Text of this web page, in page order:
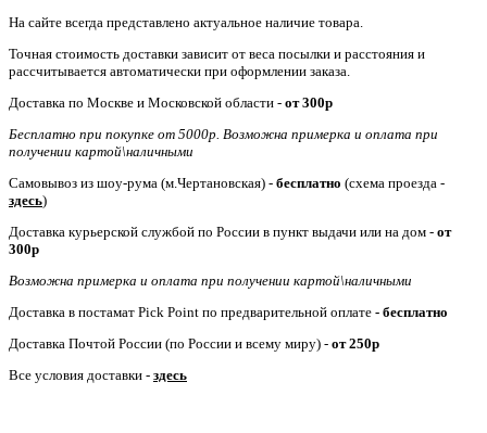
На сайте всегда представлено актуальное наличие товара.
Точная стоимость доставки зависит от веса посылки и расстояния и
рассчитывается автоматически при оформлении заказа.
Доставка по Москве и Московской области - от 300р
Бесплатно при покупке от 5000р. Возможна примерка и оплата при
получении картой\наличными
Самовывоз из шоу-рума (м.Чертановская) - бесплатно (схема проезда -
здесь)
Доставка курьерской службой по России в пункт выдачи или на дом - от
300р
Возможна примерка и оплата при получении картой\наличными
Доставка в постамат Pick Point по предварительной оплате - бесплатно
Доставка Почтой России (по России и всему миру) - от 250р
Все условия доставки - здесь